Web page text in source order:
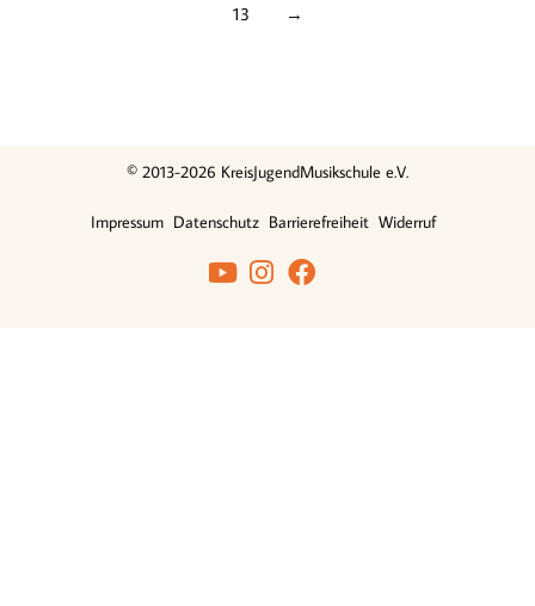
13
→
© 2013-2026 KreisJugendMusikschule e.V.
Impressum Datenschutz Barrierefreiheit Widerruf